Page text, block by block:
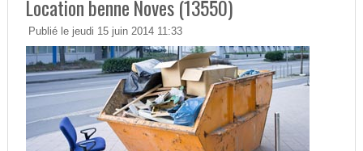
Location benne Noves (13550)
Publié le jeudi 15 juin 2014 11:33